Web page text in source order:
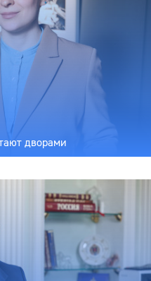
дворами